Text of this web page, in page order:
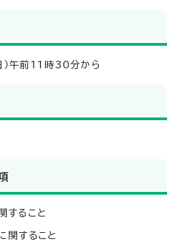
午前11時30分から
すること
関すること